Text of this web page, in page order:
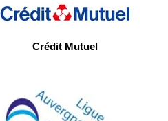
Crédit Mutuel